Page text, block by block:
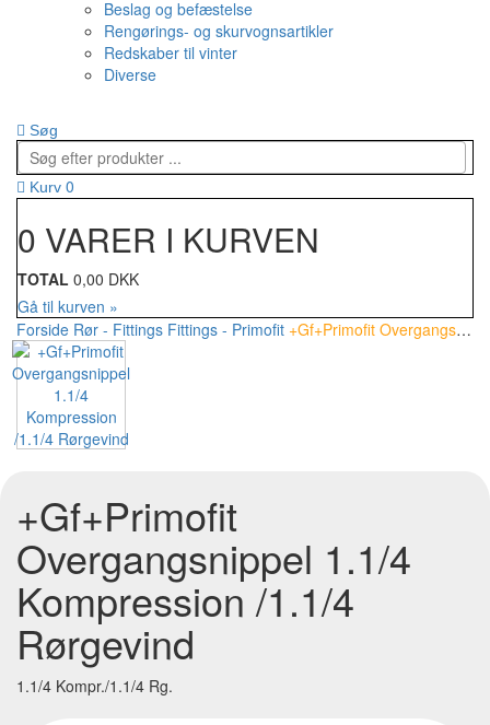
Beslag og befæstelse
Rengørings- og skurvognsartikler
Redskaber til vinter
Diverse
Søg
Kurv 0
0 VARER I KURVEN
TOTAL 0,00 DKK
Gå til kurven »
Forside Rør - Fittings Fittings - Primofit +Gf+Primofit Overgangsnippel 1.1/4 Kompression /1.1/4 Rørgevind
+Gf+Primofit
Overgangsnippel 1.1/4
Kompression /1.1/4
Rørgevind
1.1/4 Kompr./1.1/4 Rg.